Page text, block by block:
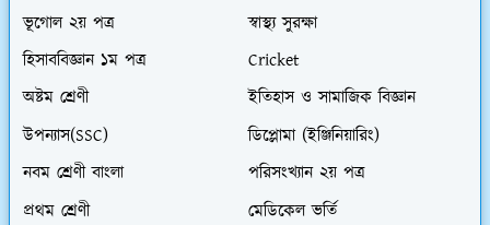
ভূগোল ২য় পত্র
স্বাস্থ্য সুরক্ষা
হিসাববিজ্ঞান ১ম পত্র
Cricket
অষ্টম শ্রেণী
ইতিহাস ও সামাজিক বিজ্ঞান
উপন্যাস(SSC)
ডিপ্লোমা (ইঞ্জিনিয়ারিং)
নবম শ্রেণী বাংলা
পরিসংখ্যান ২য় পত্র
প্রথম শ্রেণী
মেডিকেল ভর্তি